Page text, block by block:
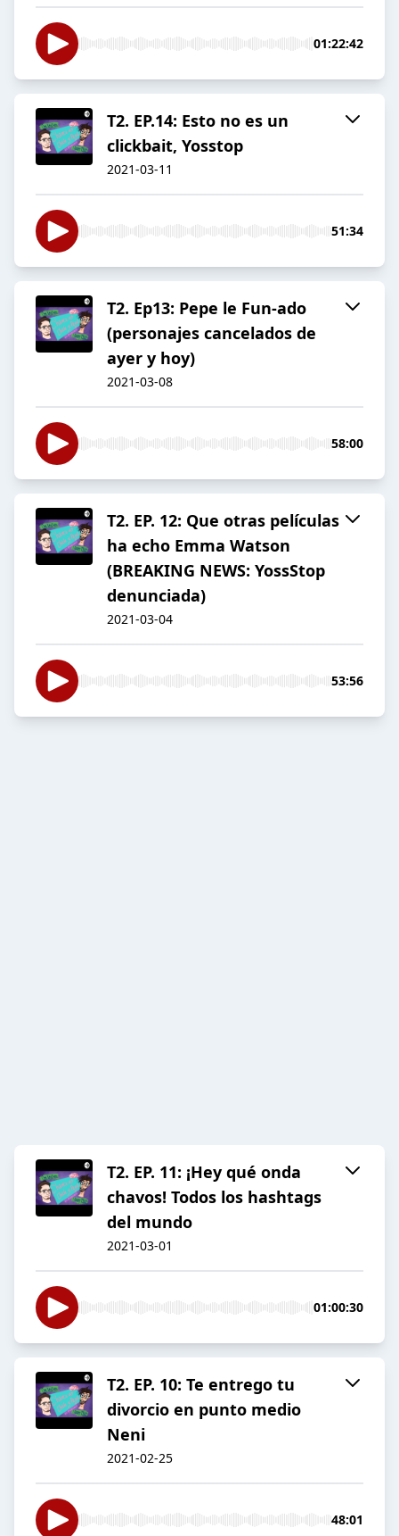
01:22:42
T2. EP.14: Esto no es un
clickbait, Yosstop
2021-03-11
51:34
T2. Ep13: Pepe le Fun-ado
(personajes cancelados de
ayer y hoy)
2021-03-08
58:00
T2. EP. 12: Que otras películas
ha echo Emma Watson
(BREAKING NEWS: YossStop
denunciada)
2021-03-04
53:56
T2. EP. 11: ¡Hey qué onda
chavos! Todos los hashtags
del mundo
2021-03-01
01:00:30
T2. EP. 10: Te entrego tu
divorcio en punto medio
Neni
2021-02-25
48:01